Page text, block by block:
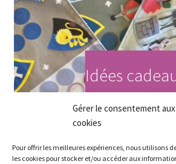
Gérer le consentement aux
cookies
Pour offrir les meilleures expériences, nous utilisons
les cookies pour stocker et/ou accéder aux
Idées
Acheter maintenant